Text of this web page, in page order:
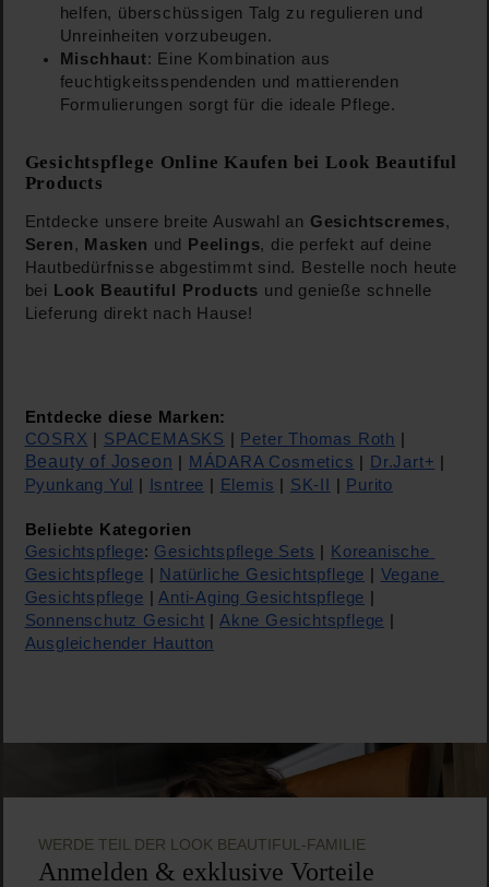
helfen, überschüssigen Talg zu regulieren und
Unreinheiten vorzubeugen.
Mischhaut: Eine Kombination aus
feuchtigkeitsspendenden und mattierenden
Formulierungen sorgt für die ideale Pflege.
Gesichtspflege Online Kaufen bei Look Beautiful
Products
Entdecke unsere breite Auswahl an Gesichtscremes,
Seren, Masken und Peelings, die perfekt auf deine
Hautbedürfnisse abgestimmt sind. Bestelle noch heute
bei
Look Beautiful Products und genieße schnelle
Lieferung direkt nach Hause!
Entdecke diese Marken:
COSRX
SPACEMASKS Peter Thomas Roth
Beauty of Joseon MÁDARA Cosmetics Dr.Jart+
Pyunkang Yul
Isntree Elemis SK-II Purito
Beliebte Kategorien
Gesichtspflege: Gesichtspflege Sets
Koreanische
Gesichtspflege
Natürliche Gesichtspflege
Vegane
Gesichtspflege | Anti-Aging Gesichtspflege
Sonnenschutz Gesicht
Akne Gesichtspflege
Ausgleichender Hautton
WERDE TEIL DER LOOK BEAUTIFUL-FAMILIE
Anmelden & exklusive Vorteile